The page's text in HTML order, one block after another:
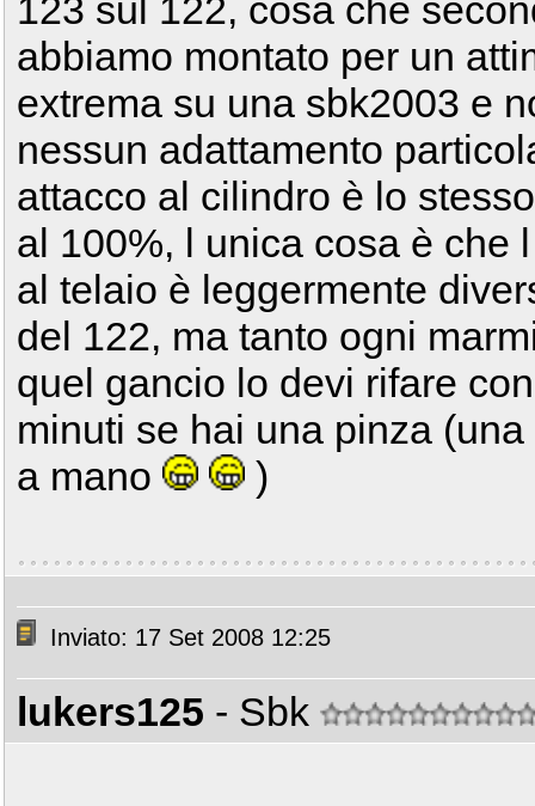
123 sul 122, cosa che
abbiamo montato per un
extrema su una sbk2003 e
nessun adattamento
attacco al cilindro è lo
al 100%, l unica cosa è che
al telaio è leggermente
del 122, ma tanto ogni
quel gancio lo devi rifare
minuti se hai una pinza
a mano
)
Inviato: 17 Set 2008 12:25
lukers125 - Sbk